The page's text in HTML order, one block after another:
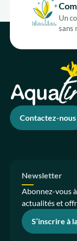
Un
sans
Contactez-nous
Newsletter
Abonnez-vous
actualités et
S’inscrire à